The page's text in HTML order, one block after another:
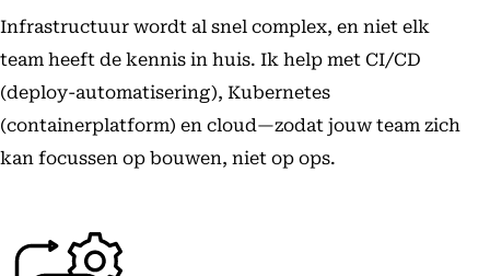
Infrastructuur wordt al snel complex, en niet elk
team heeft de kennis in huis. Ik help met CI/CD
(deploy-automatisering), Kubernetes
(containerplatform) en cloud—zodat jouw team zich
kan focussen op bouwen, niet op ops.